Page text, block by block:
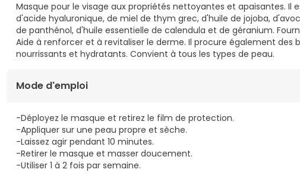
Masque pour le visage aux propriétés nettoyantes et apaisantes. Il
d'acide hyaluronique, de miel de thym grec, d'huile de jojoba,
de panthénol, d'huile essentielle de calendula et de géranium.
Aide à renforcer et à revitaliser le derme. Il procure également des
nourrissants et hydratants. Convient à tous les types de peau.
Mode d'emploi
-Déployez le masque et retirez le film de protection.
-Appliquer sur une peau propre et sèche.
-Laissez agir pendant 10 minutes.
-Retirer le masque et masser doucement.
-Utiliser 1 à 2 fois par semaine.